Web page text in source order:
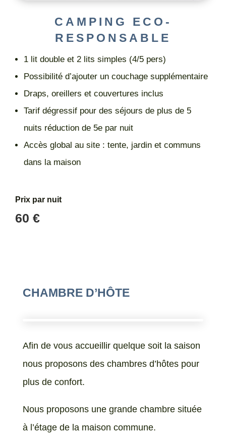
CAMPING ECO-
RESPONSABLE
1 lit double et 2 lits simples (4/5 pers)
Possibilité d’ajouter un couchage supplémentaire
Draps, oreillers et couvertures inclus
Tarif dégressif pour des séjours de plus de 5
nuits réduction de 5e par nuit
Accès global au site : tente, jardin et communs
dans la maison
Prix par nuit
60 €
CHAMBRE D’HÔTE
Afin de vous accueillir quelque soit la saison
nous proposons des chambres d’hôtes pour
plus de confort.
Nous proposons une grande chambre située
à l’étage de la maison commune.